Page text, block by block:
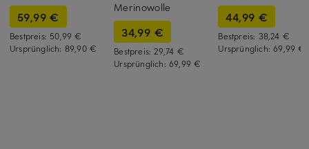
59,99 €
Bestpreis: 50,99 €
Ursprünglich: 89,90 €
Merinowolle
34,99 €
Bestpreis:29,74 €
Ursprünglich: 69,99 €
44,99 €
Bestpreis: 38,24 €
Ursprünglich:69,99 €